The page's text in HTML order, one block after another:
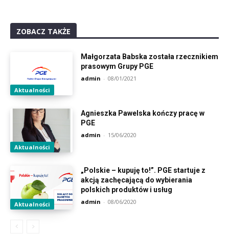
ZOBACZ TAKŻE
Aktualności
Małgorzata Babska została rzecznikiem
prasowym Grupy PGE
admin - 08/01/2021
Aktualności
Agnieszka Pawelska kończy pracę w
PGE
admin - 15/06/2020
Aktualności
„Polskie – kupuję to!”. PGE startuje z
akcją zachęcającą do wybierania
polskich produktów i usług
admin - 08/06/2020